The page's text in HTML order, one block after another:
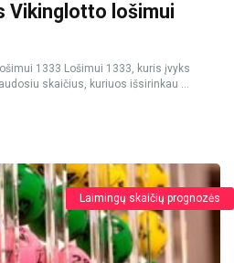
Vikinglotto lošimui
1333 Lošimui 1333, kuris įvyks
skaičius, kuriuos išsirinkau ...
Laimingų skaičių prognozės